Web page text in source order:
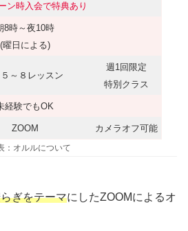
ン時入会で特典あり
8時～夜10時
(曜日による)
～８レッスン
週1回限定
特別クラス
経験でもOK
ZOOM カメラオフ可能
： オルルについて
ぎをテーマにしたZOOMによるオ